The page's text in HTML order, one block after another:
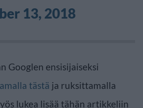
13, 2018
Googlen ensisijaiseksi
tästä ja ruksittamalla
lukea lisää tähän artikkeliin